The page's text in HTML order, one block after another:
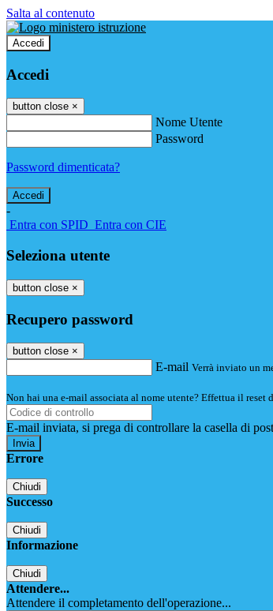
Salta al contenuto
Accedi
Accedi
button close ×
Nome Utente
Password
Password dimenticata?
-
Entra con SPID Entra con CIE
Seleziona utente
button close ×
Recupero password
button close ×
E-mail Verrà inviato un
Non hai una e-mail associata al nome utente? Effettua il reset
E-mail inviata, si prega di controllare la casella di
Errore
Chiudi
Successo
Chiudi
Informazione
Chiudi
Attendere...
Attendere il completamento dell'operazione...